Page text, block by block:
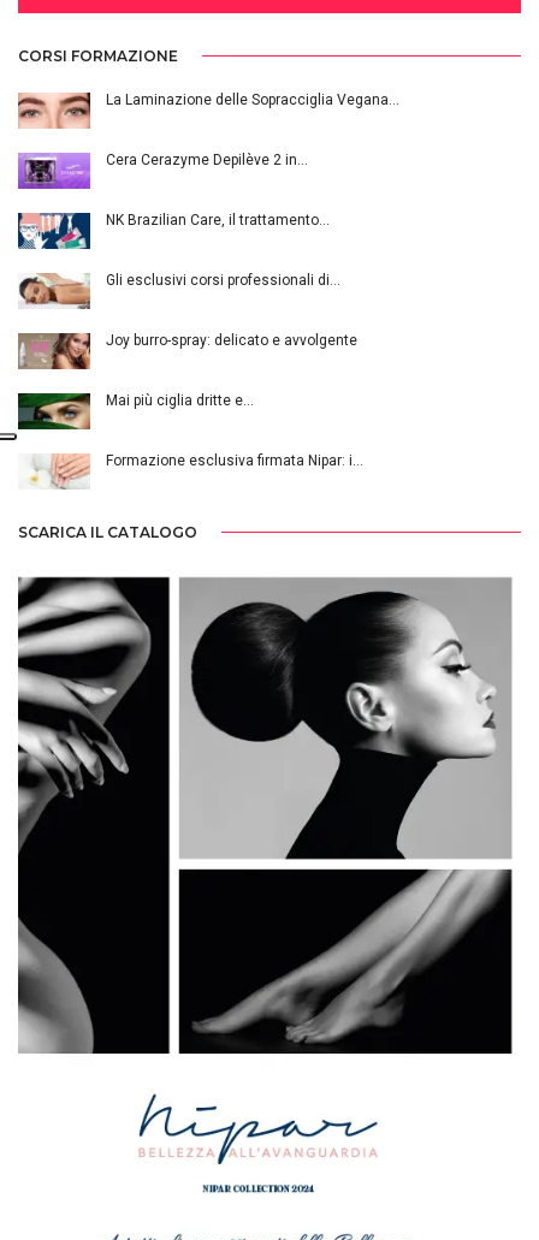
CORSI FORMAZIONE
La Laminazione delle Sopracciglia Vegana…
Cera Cerazyme Depilève 2 in…
NK Brazilian Care, il trattamento…
Gli esclusivi corsi professionali di…
Joy burro-spray: delicato e avvolgente
Mai più ciglia dritte e…
Formazione esclusiva firmata Nipar: i…
SCARICA IL CATALOGO